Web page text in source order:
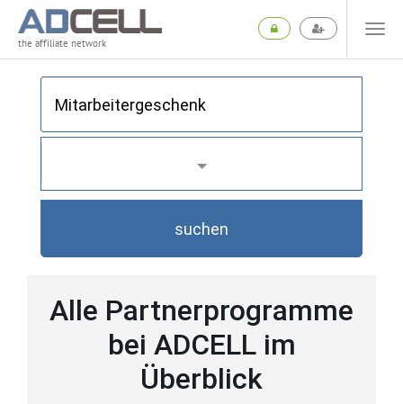
the affiliate network
suchen
Alle Partnerprogramme
bei ADCELL im
Überblick